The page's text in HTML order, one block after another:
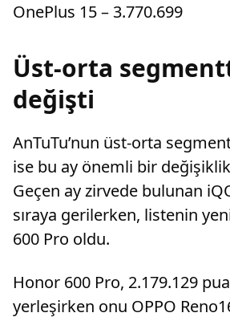
OnePlus 15 – 3.770.699
Üst-orta
değişti
AnTuTu’nun üst-orta
ise bu ay önemli bir değişiklik
Geçen ay zirvede bulunan
sıraya gerilerken, listenin
600 Pro oldu.
Honor 600 Pro, 2.179.129
yerleşirken onu OPPO